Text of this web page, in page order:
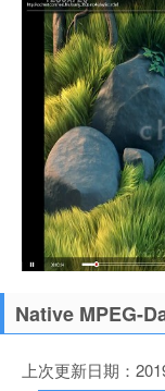
Native MPEG-
上次更新日期：